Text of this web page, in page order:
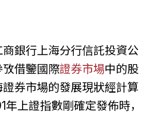
銀行上海分行信託投資公
借鑒國際證券市場中的股
券市場的發展現狀經計算
上證指數剛確定發佈時，